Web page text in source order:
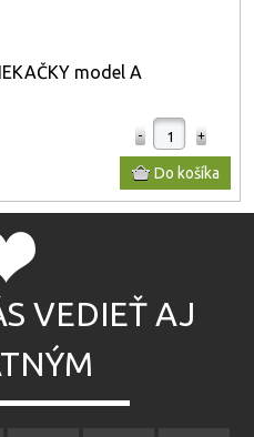
model A
VEDIEŤ AJ